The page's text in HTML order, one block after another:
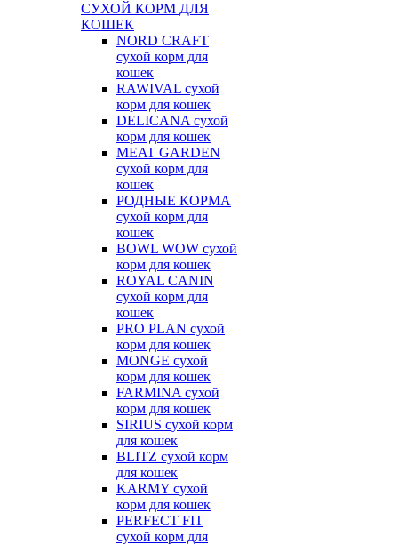
СУХОЙ КОРМ ДЛЯ
КОШЕК
NORD CRAFT
сухой корм для
кошек
RAWIVAL сухой
корм для кошек
DELICANA сухой
корм для кошек
MEAT GARDEN
сухой корм для
кошек
РОДНЫЕ КОРМА
сухой корм для
кошек
BOWL WOW сухой
корм для кошек
ROYAL CANIN
сухой корм для
кошек
PRO PLAN сухой
корм для кошек
MONGE сухой
корм для кошек
FARMINA сухой
корм для кошек
SIRIUS сухой корм
для кошек
BLITZ сухой корм
для кошек
KARMY сухой
корм для кошек
PERFECT FIT
сухой корм для